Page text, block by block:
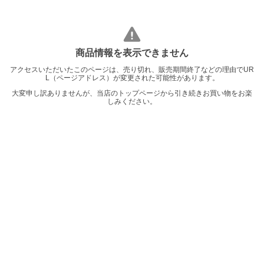
商品情報を表示できません
アクセスいただいたこのページは、売り切れ、販売期間終了などの理由でUR
L（ページアドレス）が変更された可能性があります。
大変申し訳ありませんが、当店のトップページから引き続きお買い物をお楽
しみください。